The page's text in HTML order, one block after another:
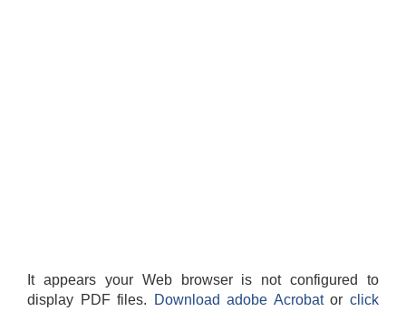
It appears your Web browser is not configured to
display PDF files.
Download adobe Acrobatorclick